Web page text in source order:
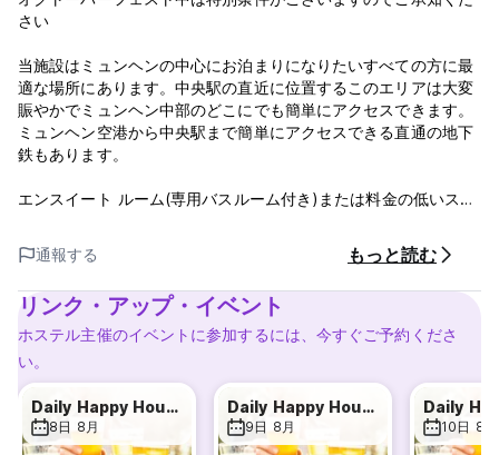
さい
当施設はミュンヘンの中心にお泊まりになりたいすべての方に最
適な場所にあります。中央駅の直近に位置するこのエリアは大変
賑やかでミュンヘン中部のどこにでも簡単にアクセスできます。
ミュンヘン空港から中央駅まで簡単にアクセスできる直通の地下
鉄もあります。
エンスイート ルーム(専用バスルーム付き)または料金の低いスタ
ーとトイレ付き)がございます。どちらのお部屋も同レベルの快適
さを提供する家具が備えられています。
当施設の客室にはユニークな備品があります。たとえば、照明。
お客様が夜遅くに戻ってこられた場合でも(パーティーを楽しむの
がミュンヘンに泊まる主な理由でもありますから)、主照明をオン
室には個別のロッカーがあり、もちろん温かくて心地の良いベッ
ドもございます。シーツ類は料金に含まれており、ベッドメイキ
ングも行われます。無料ロッカーをご利用になるには南京錠をご
通報する もっと読む
リンク・アップ・イベント
ホステル主催のイベントに参加するには、今すぐご予約くださ
い。
Daily Happy Hour at THE4YOU Hostel bar
8日 8月
Daily Happy Hour at THE4YOU Hostel bar
9日 8月 10日 8月